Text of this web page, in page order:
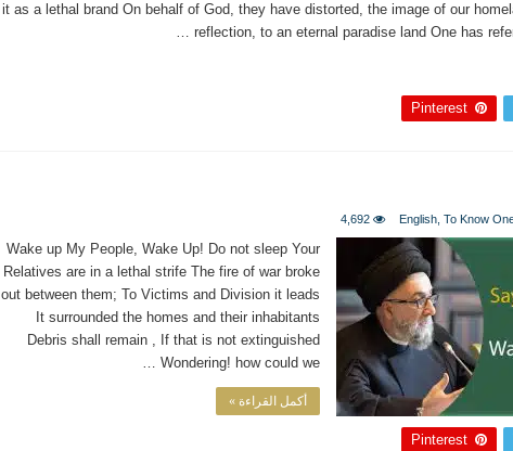
it as a lethal brand On behalf of God, they have distorted, the image of our
reflection, to an eternal paradise land One has
Pinterest
English, To Know
4,692
Wake up My People, Wake Up! Do not sleep Your
Relatives are in a lethal strife The fire of war broke
out between them; To Victims and Division it leads
It surrounded the homes and their inhabitants
Debris shall remain , If that is not extinguished
Wondering! how could we …
أكمل القراءة »
Pinterest